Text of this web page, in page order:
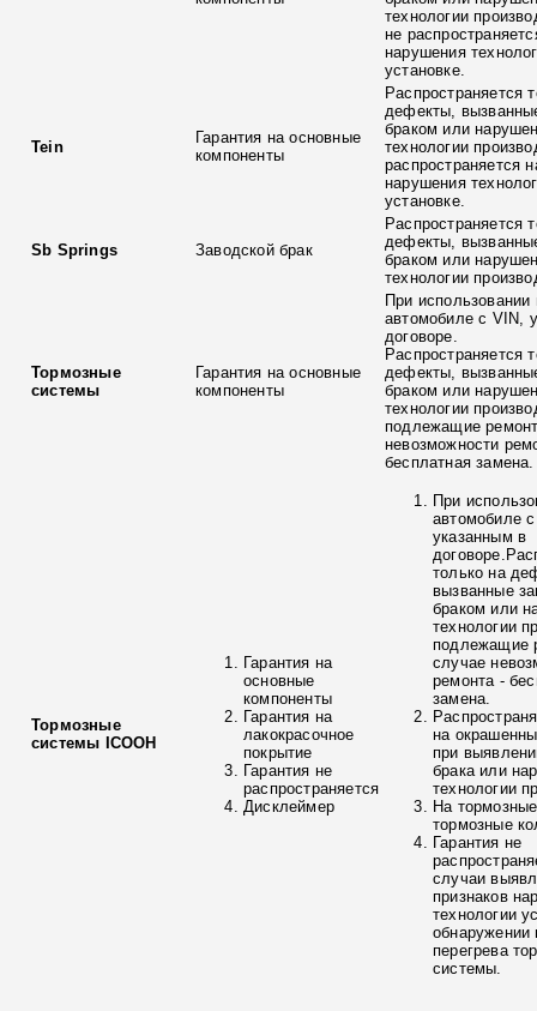
технологии
не
нарушения
установке.
Tein
Гарантия на основные
компоненты
Распространяется
дефекты,
браком или
технологии
распространяется
нарушения
установке.
Sb Springs Заводской брак
Распространяется
дефекты,
браком или
технологии
Тормозные
системы
Гарантия на основные
компоненты
При использовании
автомобиле с VIN,
договоре.
Распространяется
дефекты,
браком или
технологии
подлежащие
невозможности
бесплатная замена.
Тормозные
системы ICOOH
Гарантия на
основные
компоненты
Гарантия на
лакокрасочное
покрытие
Гарантия не
распространяется
Дисклеймер
При
автомобиле
указанным в
только на
вызванные
браком или
технологии
подлежащие
случае
ремонта -
замена.
на
при
брака или
технологии
На
тормозные
Гарантия не
случаи
признаков
технологии
обнаружении
перегрева
системы.